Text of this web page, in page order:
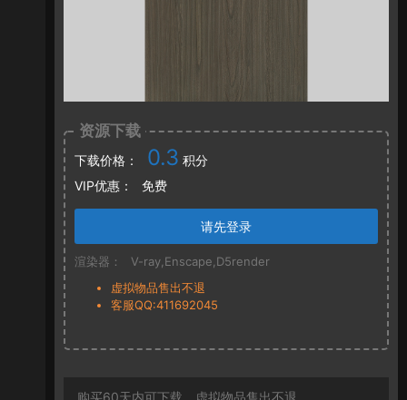
资源下载
下载价格： 0.3 积分
VIP优惠：
免费
请先登录
渲染器：
V-ray,Enscape,D5render
虚拟物品售出不退
客服QQ:411692045
购买60天内可下载，虚拟物品售出不退。